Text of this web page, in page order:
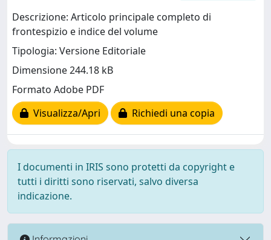
Descrizione: Articolo principale completo di
frontespizio e indice del volume
Tipologia: Versione Editoriale
Dimensione 244.18 kB
Formato Adobe PDF
Visualizza/Apri
Richiedi una copia
I documenti in IRIS sono protetti da copyright e
tutti i diritti sono riservati, salvo diversa
indicazione.